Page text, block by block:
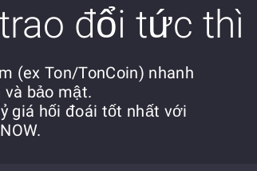
đổi tức thì
(ex Ton/TonCoin) nhanh
và bảo mật.
giá hối đoái tốt nhất với